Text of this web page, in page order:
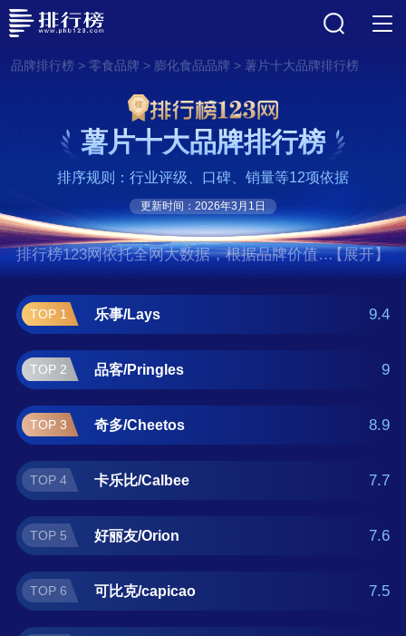
品牌排行榜> 零食品牌 > 膨化食品品牌 > 薯片十大品牌排行榜
薯片十大品牌排行榜
排序规则：行业评级、口碑、销量等12项依据
更新时间：2026年3月1日
排行榜123网依托全网大数据，根据品牌价值、
口碑评价等多项指数评选出了薯片十大品牌排
行榜,前十名分别是乐事/Lays、品客/Pringles、
奇多/Cheetos、卡乐比/Calbee、好丽
友/Orion、可比克/capicao、盼盼食品、旺旺、
上好佳/Oishi、劳仑兹/Lorenz。如果您正在查
找薯片什么牌子好？那么本薯片十大品牌榜单
可供您作为选购参考，我们致力于用最真实的
用户数据推荐口碑最好的薯片品牌，让您选得
放心。(榜单每月更新一次)
【展开】
TOP 1 乐事/Lays 9.4
TOP 2 品客/Pringles 9
TOP 3 奇多/Cheetos 8.9
TOP 4 卡乐比/Calbee 7.7
TOP 5 好丽友/Orion 7.6
TOP 6 可比克/capicao 7.5